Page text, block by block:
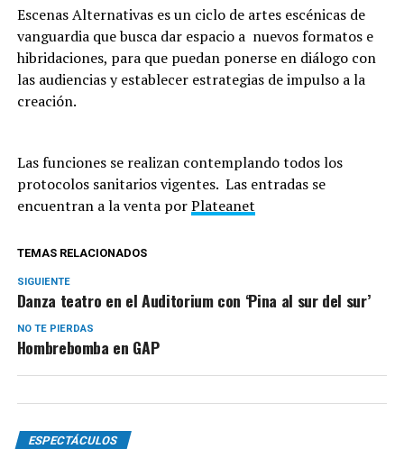
Escenas Alternativas es un ciclo de artes escénicas de
vanguardia que busca dar espacio a nuevos formatos e
hibridaciones, para que puedan ponerse en diálogo con
las audiencias y establecer estrategias de impulso a la
creación.
Las funciones se realizan contemplando todos los
protocolos sanitarios vigentes. Las entradas se
encuentran a la venta porPlateanet
TEMAS RELACIONADOS
SIGUIENTE
Danza teatro en el Auditorium con ‘Pina al sur del sur’
NO TE PIERDAS
Hombrebomba en GAP
ESPECTÁCULOS